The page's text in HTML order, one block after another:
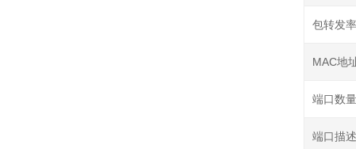
包转发率
MAC地
端口数量
端口描述